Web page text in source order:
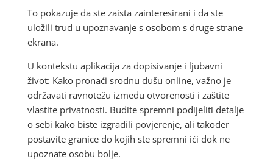
To pokazuje da ste zaista zainteresirani i da ste
uložili trud u upoznavanje s osobom s druge strane
ekrana.
U kontekstu aplikacija za dopisivanje i ljubavni
život: Kako pronaći srodnu dušu online, važno je
održavati ravnotežu između otvorenosti i zaštite
vlastite privatnosti. Budite spremni podijeliti detalje
o sebi kako biste izgradili povjerenje, ali također
postavite granice do kojih ste spremni ići dok ne
upoznate osobu bolje.